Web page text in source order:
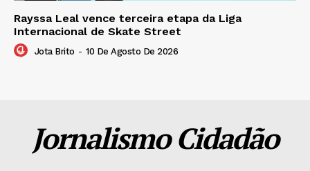
Rayssa Leal vence terceira etapa da Liga
Internacional de Skate Street
Jota Brito - 10 De Agosto De 2026
Jornalismo Cidadão